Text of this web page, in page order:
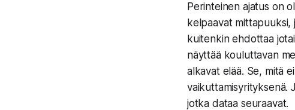
Perinteinen ajatus on
kelpaavat mittapuuksi,
kuitenkin ehdottaa
näyttää kouluttavan
alkavat elää. Se, mitä
vaikuttamisyrityksenä.
jotka dataa seuraavat.